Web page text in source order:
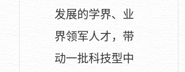
发展的学界、业
界领军人才，带
动一批科技型中